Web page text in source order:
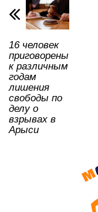
p
o
k
16 человек
приговорены
к различным
годам
лишения
свободы по
делу о
взрывах в
Арыси